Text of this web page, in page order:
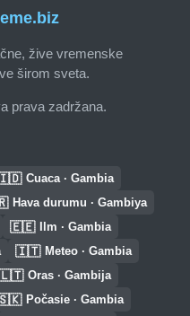
žive vremenske
širom sveta.
prava zadržana.
Cuaca · Gambia
Hava durumu · Gambiya
🇪🇪 Ilm · Gambia
🇮🇹 Meteo · Gambia
Oras · Gambija
Počasie · Gambia